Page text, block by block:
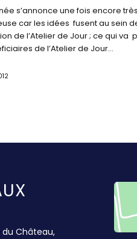
s’annonce une fois encore très
car les idées fusent au sein
de l’Atelier de Jour ; ce qui va
de l’Atelier de Jour…
du Château,